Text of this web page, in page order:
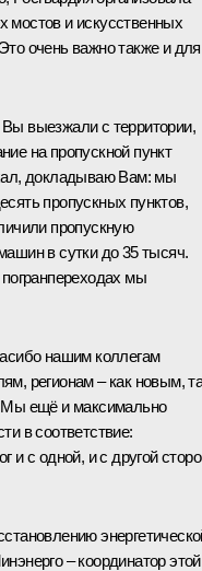
мостов и искусственных
очень важно также и для
выезжали с территории,
на пропускной пункт
докладываю Вам: мы
пропускных пунктов,
пропускную
в сутки до 35 тысяч.
мы
нашим коллегам
регионам – как новым,
Мы ещё и максимально
в соответствие:
и с одной, и с другой
– координатор этой